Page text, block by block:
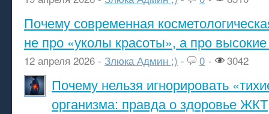
Почему современная
не про «уколы красоты», а про высокие
12 апреля 2026 - Злюка Админ ;) - 0 - 3042
Почему нельзя игнорировать
организма: правда о здоровье ЖКТ